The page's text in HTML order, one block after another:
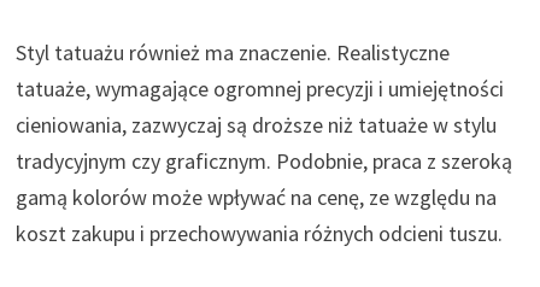
Styl tatuażu również ma znaczenie. Realistyczne
tatuaże, wymagające ogromnej precyzji i umiejętności
cieniowania, zazwyczaj są droższe niż tatuaże w stylu
tradycyjnym czy graficznym. Podobnie, praca z szeroką
gamą kolorów może wpływać na cenę, ze względu na
koszt zakupu i przechowywania różnych odcieni tuszu.